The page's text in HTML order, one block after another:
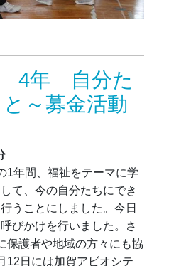
4年 自分た
～募金活動
1年間、福祉をテーマに学
て、今の自分たちにでき
うことにしました。今日
びかけを行いました。さ
保護者や地域の方々にも協
12日には加賀アビオシテ